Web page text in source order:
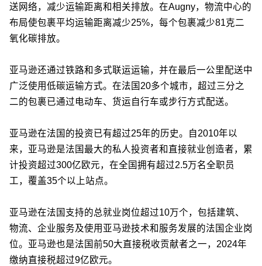
送网络，减少运输距离和相关排放。在Augny，物流中心的
布局使包裹平均运输距离减少25%，每个包裹减少81克二
氧化碳排放。
亚马逊还通过铁路和多式联运运输，并在最后一公里配送中
广泛使用低碳运输方式。在法国20多个城市，超过三分之
二的包裹已通过电动车、货运自行车或步行方式配送。
亚马逊在法国的投资已有超过25年的历史。自2010年以
来，亚马逊是法国最大的私人投资者和直接就业创造者，累
计投资超过300亿欧元，在全国拥有超过2.5万名全职员
工，覆盖35个以上站点。
亚马逊在法国支持的总就业岗位超过10万个，包括建筑、
物流、企业服务及使用亚马逊技术和服务发展的法国企业岗
位。亚马逊也是法国前50大直接税收贡献者之一，2024年
缴纳直接税超过9亿欧元。